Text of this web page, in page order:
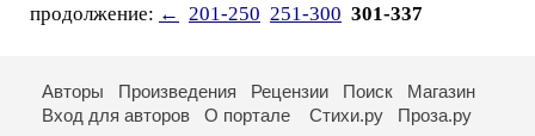
продолжение: ← 201-250 251-300 301-337
Авторы Произведения Рецензии Поиск
Магазин
Вход для авторов
О портале Стихи.ру Проза.ру